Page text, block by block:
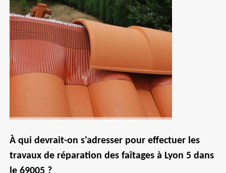
À qui devrait-on s'adresser pour effectuer les
travaux de réparation des faîtages à Lyon 5 dans
le 69005 ?